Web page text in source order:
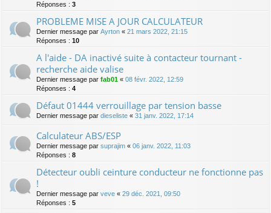
Réponses : 3
PROBLEME MISE A JOUR CALCULATEUR
Dernier message par Ayrton « 21 mars 2022, 21:15
Réponses : 10
A l'aide - DA inactivé suite à contacteur tournant -
recherche aide valise
Dernier message par fab01 « 08 févr. 2022, 12:59
Réponses : 4
Défaut 01444 verrouillage par tension basse
Dernier message par dieseliste « 31 janv. 2022, 17:14
Calculateur ABS/ESP
Dernier message par suprajim « 06 janv. 2022, 11:03
Réponses : 8
Détecteur oubli ceinture conducteur ne fonctionne pas
!
Dernier message par veve « 29 déc. 2021, 09:50
Réponses : 5